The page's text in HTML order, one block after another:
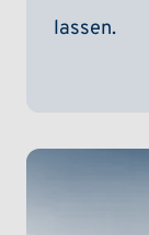
lassen.